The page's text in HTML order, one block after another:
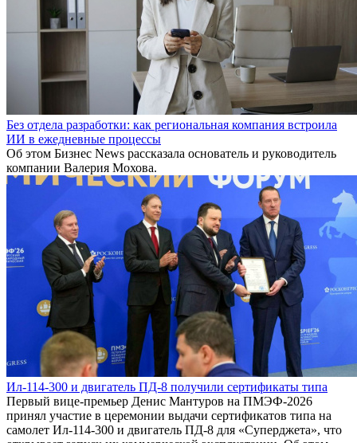
Без отдела разработки: как региональная компания встроила
ИИ в ежедневные процессы
Об этом Бизнес News рассказала основатель и руководитель
компании Валерия Мохова.
Ил-114-300 и двигатель ПД-8 получили сертификаты типа
Первый вице-премьер Денис Мантуров на ПМЭФ-2026
принял участие в церемонии выдачи сертификатов типа на
самолет Ил-114-300 и двигатель ПД-8 для «Суперджета», что